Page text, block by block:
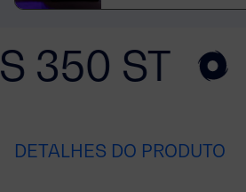
350 ST
DETALHES DO PRODUTO